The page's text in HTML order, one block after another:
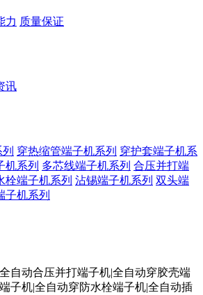
力 质量保证
讯
穿热缩管端子机系列 穿护套端子机系
机系列 多芯线端子机系列 合压并打端
栓端子机系列 沾锡端子机系列 双头端
子机系列
自动合压并打端子机|全自动穿胶壳端
子机|全自动穿防水栓端子机|全自动插